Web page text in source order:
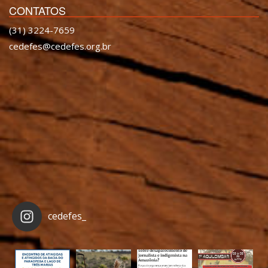
CONTATOS
(31) 3224-7659
cedefes@cedefes.org.br
cedefes_